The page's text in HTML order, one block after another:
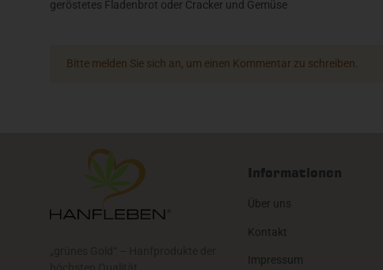
geröstetes Fladenbrot oder Cracker und Gemüse
x
Bitte melden Sie sich an, um einen Kommentar zu schreiben.
Informationen
Über uns
Kontakt
Impressum